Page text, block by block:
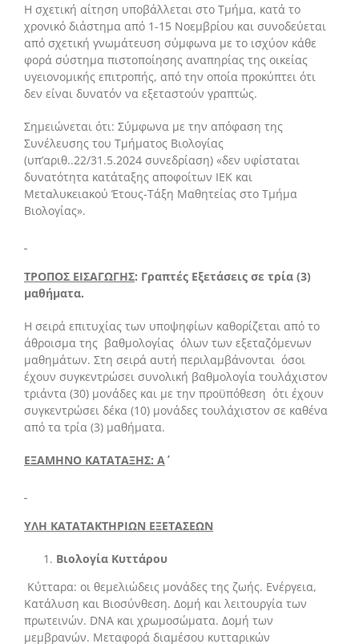
Η σχετική αίτηση υποβάλλεται στο Τμήμα, κατά το
χρονικό διάστημα από 1-15 Νοεμβρίου και συνοδεύεται
από σχετική γνωμάτευση σύμφωνα με το ισχύον κάθε
φορά σύστημα πιστοποίησης αναπηρίας της οικείας
υγειονομικής επιτροπής, από την οποία προκύπτει ότι
δεν είναι δυνατόν να εξεταστούν γραπτώς.
Σημειώνεται ότι: Σύμφωνα με την απόφαση της
Συνέλευσης του Τμήματος Βιολογίας
(υπ’αριθ..22/31.5.2024 συνεδρίαση) «δεν υφίσταται
δυνατότητα κατάταξης αποφοίτων ΙΕΚ και
Μεταλυκειακού Έτους-Τάξη Μαθητείας στο Τμήμα
Βιολογίας».
ΤΡΟΠΟΣ ΕΙΣΑΓΩΓΗΣ: Γραπτές Εξετάσεις σε τρία (3)
μαθήματα.
Η σειρά επιτυχίας των υποψηφίων καθορίζεται από το
άθροισμα της βαθμολογίας όλων των εξεταζόμενων
μαθημάτων. Στη σειρά αυτή περιλαμβάνονται όσοι
έχουν συγκεντρώσει συνολική βαθμολογία τουλάχιστον
τριάντα (30) μονάδες και με την προϋπόθεση ότι έχουν
συγκεντρώσει δέκα (10) μονάδες τουλάχιστον σε καθένα
από τα τρία (3) μαθήματα.
ΕΞΑΜΗΝΟ ΚΑΤΑΤΑΞΗΣ: Α΄
ΥΛΗ ΚΑΤΑΤΑΚΤΗΡΙΩΝ ΕΞΕΤΑΣΕΩΝ
Βιολογία Κυττάρου
Κύτταρα: οι θεμελιώδεις μονάδες της ζωής. Ενέργεια,
Κατάλυση και Βιοσύνθεση. Δομή και λειτουργία των
πρωτεινών. DNA και χρωμοσώματα. Δομή των
μεμβρανών. Μεταφορά διαμέσου κυτταρικών